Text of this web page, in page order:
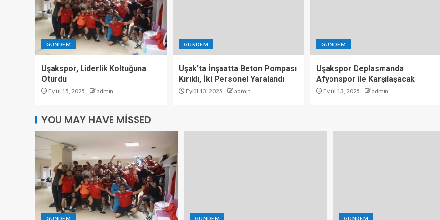
GÜNDEM
Uşakspor, Liderlik Koltuğuna
Oturdu
Eylül 15, 2025 admin
GÜNDEM
Uşak’ta İnşaatta Beton Pompası
Kırıldı, İki Personel Yaralandı
Eylül 13, 2025 admin
GÜNDEM
Uşakspor Deplasmanda
Afyonspor ile Karşılaşacak
Eylül 13, 2025 admin
YOU MAY HAVE MISSED
GÜNDEM GÜNDEM GÜNDEM